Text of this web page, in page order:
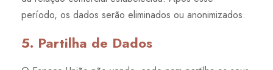
período, os dados serão eliminados ou anonimizados.
5. Partilha de Dados